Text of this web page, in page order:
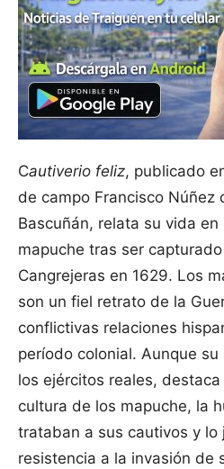
Cautiverio feliz, publicado
de campo Francisco Núñez
Bascuñán, relata su vida en
mapuche tras ser
Cangrejeras en 1629. Los
son un fiel retrato de la
conflictivas relaciones
período colonial. Aunque
los ejércitos reales,
cultura de los mapuche, la
trataban a sus cautivos y lo
resistencia a la invasión de